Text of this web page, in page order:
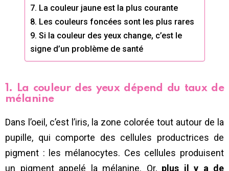
7. La couleur jaune est la plus courante
8. Les couleurs foncées sont les plus rares
9. Si la couleur des yeux change, c’est le
signe d’un problème de santé
1. La couleur des yeux dépend du taux de
mélanine
Dans l’oeil, c’est l’iris, la zone colorée tout autour de la
pupille, qui comporte des cellules productrices de
pigment : les mélanocytes. Ces cellules produisent
un pigment appelé la mélanine. Or,plus il y a de